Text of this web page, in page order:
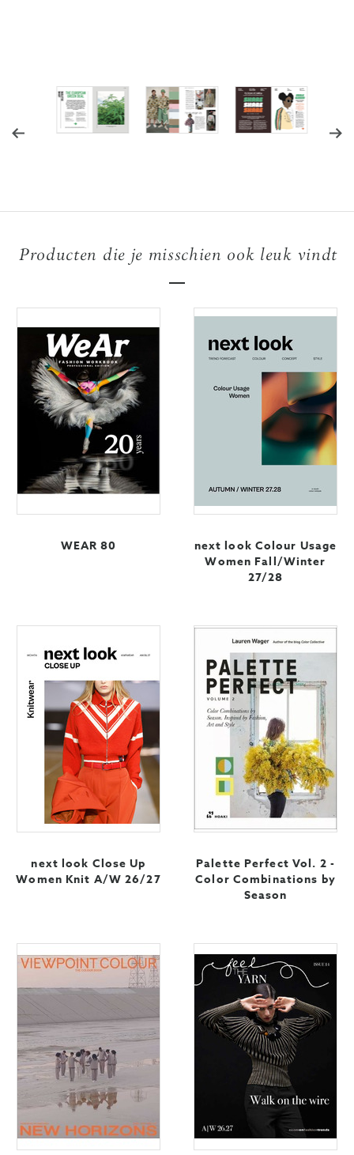
Producten die je misschien ook leuk vindt
WEAR 80
next look Colour Usage
Women Fall/Winter
27/28
next look Close Up
Women Knit A/W 26/27
Palette Perfect Vol. 2 -
Color Combinations by
Season